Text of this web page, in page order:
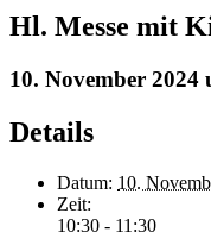
Hl. Messe mit
10. November 2024
Details
Datum: 10.
Zeit:
10:30 - 11:30